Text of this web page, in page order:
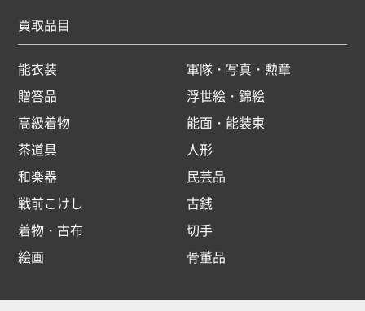
買取品目
能衣装
軍隊・写真・勲章
贈答品
浮世絵・錦絵
高級着物
能面・能装束
茶道具
人形
和楽器
民芸品
戦前こけし
古銭
着物・古布
切手
絵画
骨董品